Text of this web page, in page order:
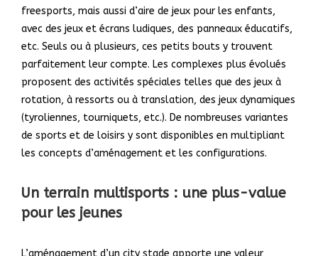
freesports, mais aussi d’aire de jeux pour les enfants,
avec des jeux et écrans ludiques, des panneaux éducatifs,
etc. Seuls ou à plusieurs, ces petits bouts y trouvent
parfaitement leur compte. Les complexes plus évolués
proposent des activités spéciales telles que des jeux à
rotation, à ressorts ou à translation, des jeux dynamiques
(tyroliennes, tourniquets, etc.). De nombreuses variantes
de sports et de loisirs y sont disponibles en multipliant
les concepts d’aménagement et les configurations.
Un terrain multisports : une plus-value
pour les jeunes
L’aménagement d’un city stade apporte une valeur